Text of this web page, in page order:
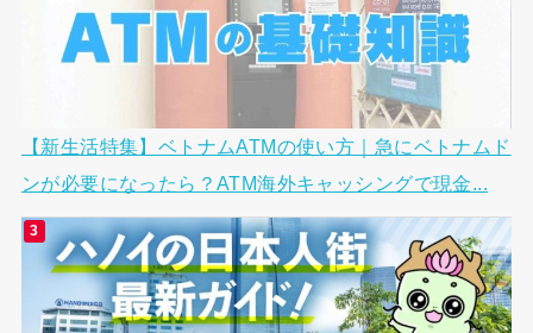
【新生活特集】ベトナムATMの使い方｜急にベトナムド
ンが必要になったら？ATM海外キャッシングで現金...